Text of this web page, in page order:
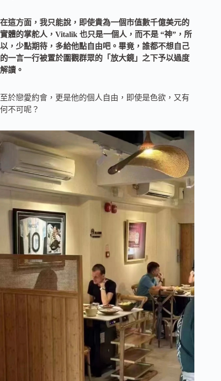
在這方面，我只能說，即使貴為一個市值數千億美元的
實體的掌舵人，Vitalik 也只是一個人，而不是 “神”，所
以，少點期待，多給他點自由吧。畢竟，誰都不想自己
的一言一行被置於圍觀群眾的「放大鏡」之下予以過度
解讀。
至於戀愛約會，更是他的個人自由，即使是色欲，又有
何不可呢？